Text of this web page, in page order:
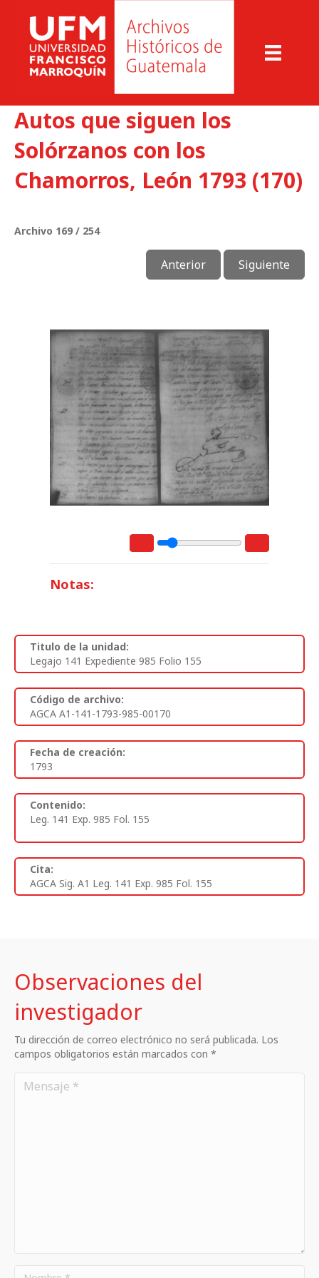
Autos que siguen los
Solórzanos con los
Chamorros, León 1793 (170)
Archivo 169 / 254
Anterior Siguiente
Notas:
Titulo de la unidad:
Legajo 141 Expediente 985 Folio 155
Código de archivo:
AGCA A1-141-1793-985-00170
Fecha de creación:
1793
Contenido:
Leg. 141 Exp. 985 Fol. 155
Cita:
AGCA Sig. A1 Leg. 141 Exp. 985 Fol. 155
Observaciones del
investigador
Tu dirección de correo electrónico no será publicada. Los
campos obligatorios están marcados con *